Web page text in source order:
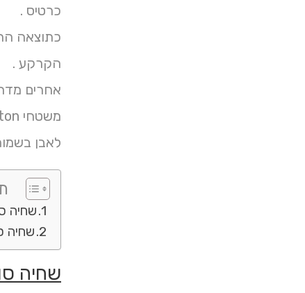
כרטיס .
כתוצאה
הקרקע .
משטחי Button גם כפר .
לאבן
שחיה
שחיה
שחיה